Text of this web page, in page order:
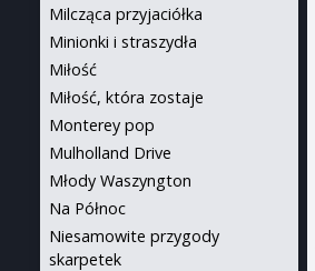
Milcząca przyjaciółka
Minionki i straszydła
Miłość
Miłość, która zostaje
Monterey pop
Mulholland Drive
Młody Waszyngton
Na Północ
Niesamowite przygody
skarpetek